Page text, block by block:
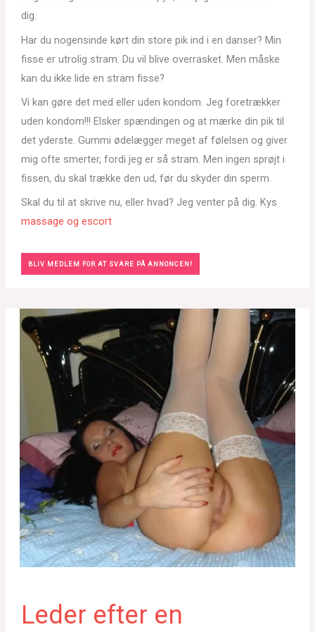
dig.
Har du nogensinde kørt din store pik ind i en danser? Min
fisse er utrolig stram. Du vil blive overrasket. Men måske
kan du ikke lide en stram fisse?
Vi kan gøre det med eller uden kondom. Jeg foretrækker
uden kondom!!! Elsker spændingen og at mærke din pik til
det yderste. Gummi ødelægger meget af følelsen og giver
mig ofte smerter, fordi jeg er så stram. Men ingen sprøjt i
fissen, du skal trække den ud, før du skyder din sperm.
Skal du til at skrive nu, eller hvad? Jeg venter på dig. Kys
massage og escort
BLIV MEDLEM FOR AT SVARE PÅ ANNONCEN!
Leder efter en